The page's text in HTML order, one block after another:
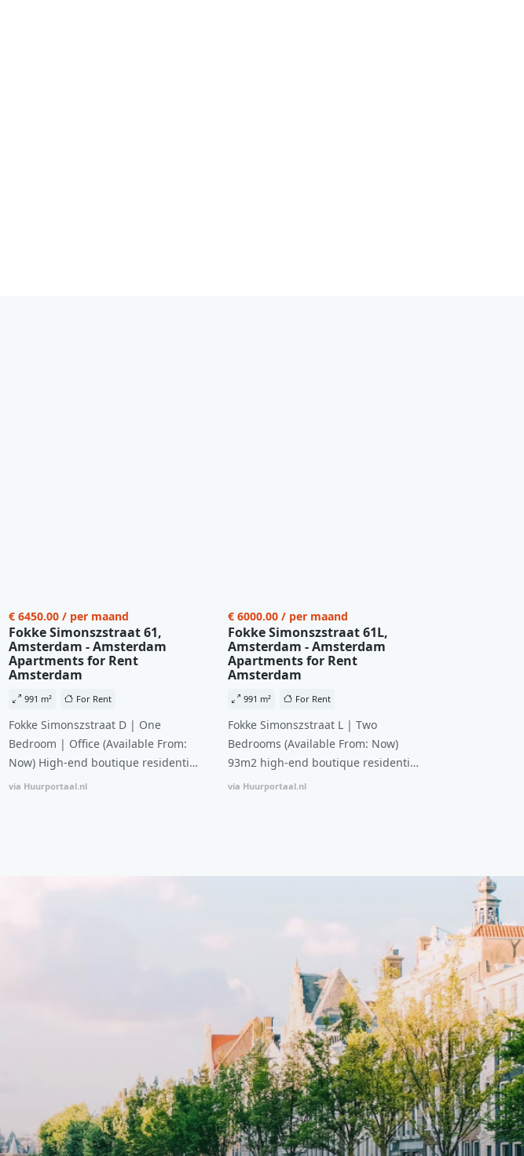
€ 6450.00 / per maand
Fokke Simonszstraat 61,
Amsterdam - Amsterdam
Apartments for Rent
Amsterdam
991 m² For Rent
Fokke Simonszstraat D | One
Bedroom | Office (Available From:
Now) High-end boutique residential
complex in De Pijp feautring an
storage and secure bicycle parking
with an elegant lobby with an
elevator and green communal
spaces.The building incorporates
via Huurportaal.nl
€ 6000.00 / per maand
Fokke Simonszstraat 61L,
Amsterdam - Amsterdam
Apartments for Rent
Amsterdam
991 m² For Rent
Fokke Simonszstraat L | Two
Bedrooms (Available From: Now)
93m2 high-end boutique residential
complex in De Pijp feautring an
93m2, ready-to-live, contemporary
spaces.The building incorporates
solar panels to generate energy
supply. The windows have solar
control glazing, and the apartments
have climate control driven by a
thermal energy storage system.
Underfloor heating and cooling
contribute to a healthy indoor
environment. The atriums' seasonal
green walls provide natural summer
via Huurportaal.nl